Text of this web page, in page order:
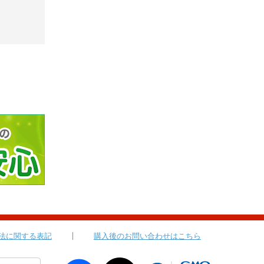
に関する表記 購入後のお問い合わせはこちら